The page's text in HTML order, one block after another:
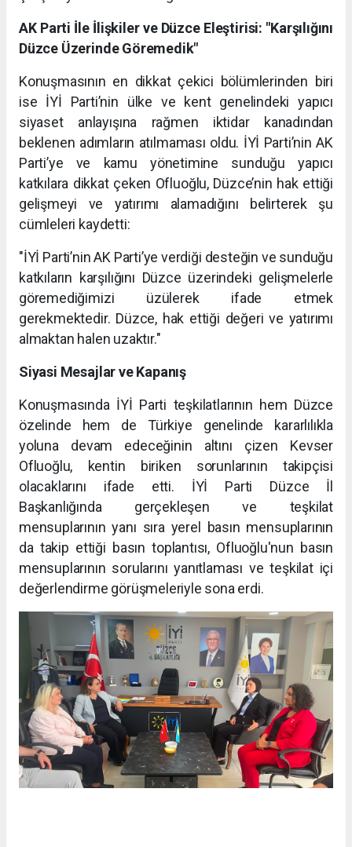
AK Parti İle İlişkiler ve Düzce Eleştirisi: "Karşılığını
Düzce Üzerinde Göremedik"
Konuşmasının en dikkat çekici bölümlerinden biri
ise İYİ Parti’nin ülke ve kent genelindeki yapıcı
siyaset anlayışına rağmen iktidar kanadından
beklenen adımların atılmaması oldu. İYİ Parti’nin AK
Parti’ye ve kamu yönetimine sunduğu yapıcı
katkılara dikkat çeken Ofluoğlu, Düzce’nin hak ettiği
gelişmeyi ve yatırımı alamadığını belirterek şu
cümleleri kaydetti:
"İYİ Parti’nin AK Parti’ye verdiği desteğin ve sunduğu
katkıların karşılığını Düzce üzerindeki gelişmelerle
göremediğimizi üzülerek ifade etmek
gerekmektedir. Düzce, hak ettiği değeri ve yatırımı
almaktan halen uzaktır."
Siyasi Mesajlar ve Kapanış
Konuşmasında İYİ Parti teşkilatlarının hem Düzce
özelinde hem de Türkiye genelinde kararlılıkla
yoluna devam edeceğinin altını çizen Kevser
Ofluoğlu, kentin biriken sorunlarının takipçisi
olacaklarını ifade etti. İYİ Parti Düzce İl
Başkanlığında gerçekleşen ve teşkilat
mensuplarının yanı sıra yerel basın mensuplarının
da takip ettiği basın toplantısı, Ofluoğlu'nun basın
mensuplarının sorularını yanıtlaması ve teşkilat içi
değerlendirme görüşmeleriyle sona erdi.